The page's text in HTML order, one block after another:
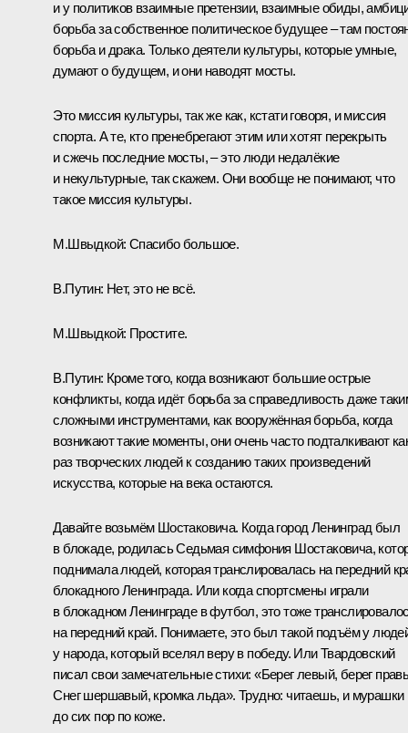
и у политиков взаимные претензии, взаимные обиды,
борьба за собственное политическое будущее – там
борьба и драка. Только деятели культуры, которые умные,
думают о будущем, и они наводят мосты.
Это миссия культуры, так же как, кстати говоря, и миссия
спорта. А те, кто пренебрегают этим или хотят перекрыть
и сжечь последние мосты, – это люди недалёкие
и некультурные, так скажем. Они вообще не понимают, что
такое миссия культуры.
М.Швыдкой: Спасибо большое.
В.Путин: Нет, это не всё.
М.Швыдкой: Простите.
В.Путин: Кроме того, когда возникают большие острые
конфликты, когда идёт борьба за справедливость даже
сложными инструментами, как вооружённая борьба, когда
возникают такие моменты, они очень часто подталкивают
раз творческих людей к созданию таких произведений
искусства, которые на века остаются.
Давайте возьмём Шостаковича. Когда город Ленинград был
в блокаде, родилась Седьмая симфония Шостаковича,
поднимала людей, которая транслировалась на передний
блокадного Ленинграда. Или когда спортсмены играли
в блокадном Ленинграде в футбол, это тоже
на передний край. Понимаете, это был такой подъём у
у народа, который вселял веру в победу. Или Твардовский
писал свои замечательные стихи: «Берег левый, берег
Снег шершавый, кромка льда». Трудно: читаешь, и мурашки
до сих пор по коже.